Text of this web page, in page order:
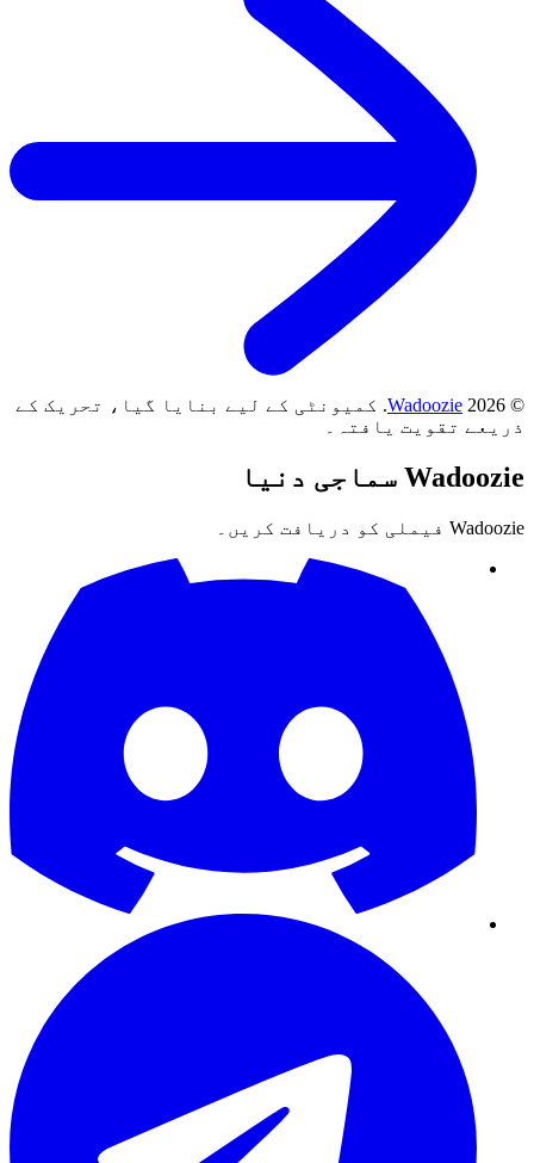
©
2026
Wadoozie
.کمیونٹی کے لیے بنایا گیا، تحریک کے
ذریعے تقویت یافتہ۔
Wadoozie سماجی دنیا
Wadoozie فیملی کو دریافت کریں۔